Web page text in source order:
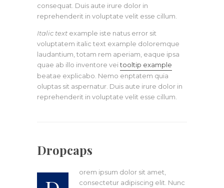
consequat. Duis aute irure dolor in
reprehenderit in voluptate velit esse cillum.
Italic text example iste natus error sit
voluptatem italic text example doloremque
laudantium, totam rem aperiam, eaque ipsa
quae ab illo inventore veitooltip example
beatae explicabo. Nemo enptatem quia
oluptas sit aspernatur. Duis aute irure dolor in
reprehenderit in voluptate velit esse cillum.
Dropcaps
orem ipsum dolor sit amet,
consectetur adipiscing elit. Nunc